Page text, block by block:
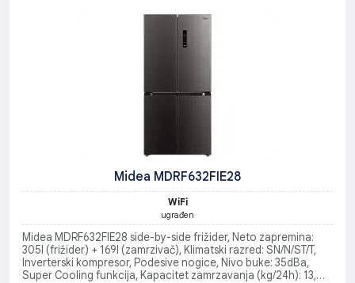
Midea MDRF632FIE28
WiFi
ugrađen
Midea MDRF632FIE28 side-by-side frižider, Neto zapremina:
305l (frižider) + 169l (zamrzivač), Klimatski razred: SN/N/ST/T,
Inverterski kompresor, Podesive nogice, Nivo buke: 35dBa,
Super Cooling funkcija, Kapacitet zamrzavanja (kg/24h): 13,